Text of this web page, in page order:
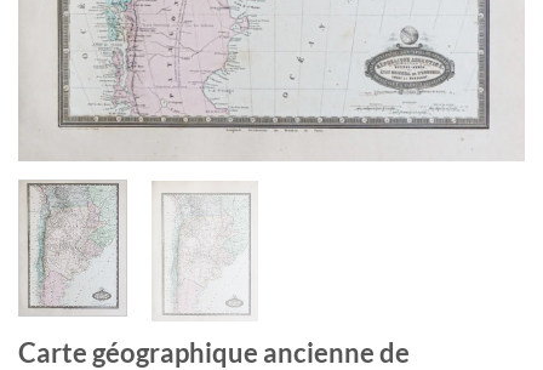
Carte géographique ancienne de